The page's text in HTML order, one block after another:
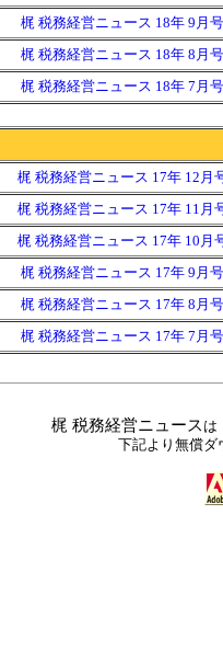
梶 税務経営ニュース 18年 9月号
梶 税務経営ニュース 18年 8月号
梶 税務経営ニュース 18年 7月号
梶 税務経営ニュース 17年 12月
梶 税務経営ニュース 17年 11月
梶 税務経営ニュース 17年 10月
梶 税務経営ニュース 17年 9月号
梶 税務経営ニュース 17年 8月号
梶 税務経営ニュース 17年 7月号
梶 税務経営ニュース は
下記より無償ダ